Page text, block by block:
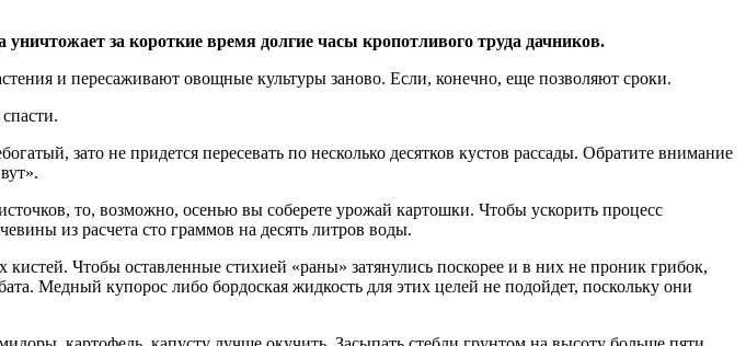
за короткие время долгие часы кропотливого труда дачников.
и пересаживают овощные культуры заново. Если, конечно, еще позволяют сроки.
зато не придется пересевать по несколько десятков кустов рассады. Обратите внимание
то, возможно, осенью вы соберете урожай картошки. Чтобы ускорить процесс
из расчета сто граммов на десять литров воды.
Чтобы оставленные стихией «раны» затянулись поскорее и в них не проник грибок,
Медный купорос либо бордоская жидкость для этих целей не подойдет, поскольку они